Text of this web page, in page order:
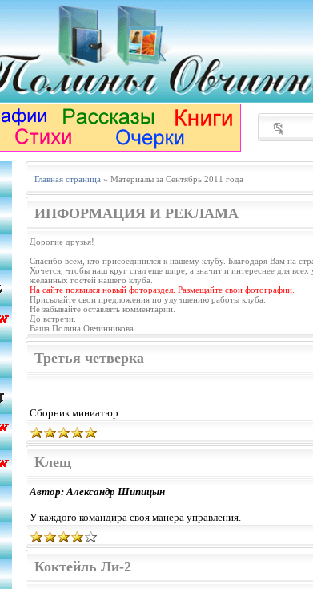
Главная страница » Материалы за Сентябрь 2011 года
ИНФОРМАЦИЯ И РЕКЛАМА
Дорогие друзья!
Спасибо всем, кто присоединился к нашему клубу. Благодаря Вам на
Хочется, чтобы наш круг стал еще шире, а значит и интереснее для всех
желанных гостей нашего клуба.
На сайте появился новый фотораздел. Размещайте свои фотографии.
Присылайте свои предложения по улучшению работы клуба.
Не забывайте оставлять комментарии.
До встречи.
Ваша Полина Овчинникова.
Третья четверка
Сборник миниатюр
Клещ
Автор: Александр Шипицын
У каждого командира своя манера управления.
Коктейль Ли-2